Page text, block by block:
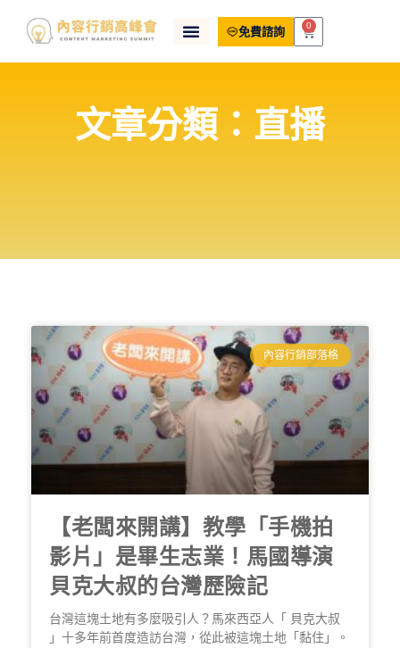
免費諮詢 0
文章分類：直播
內容行銷部落格
【老闆來開講】教學「手機拍
影片」是畢生志業！馬國導演
貝克大叔的台灣歷險記
台灣這塊土地有多麼吸引人？馬來西亞人「 貝克大叔
」十多年前首度造訪台灣，從此被這塊土地「黏住」。